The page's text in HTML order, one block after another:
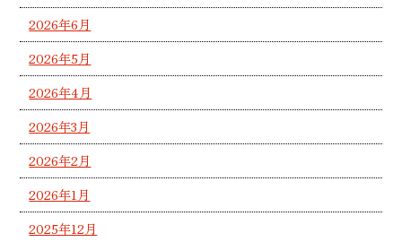
2026年6月
2026年5月
2026年4月
2026年3月
2026年2月
2026年1月
2025年12月